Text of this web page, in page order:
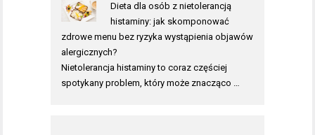
Dieta dla osób z nietolerancją
histaminy: jak skomponować
zdrowe menu bez ryzyka wystąpienia objawów
alergicznych?
Nietolerancja histaminy to coraz częściej
spotykany problem, który może znacząco …